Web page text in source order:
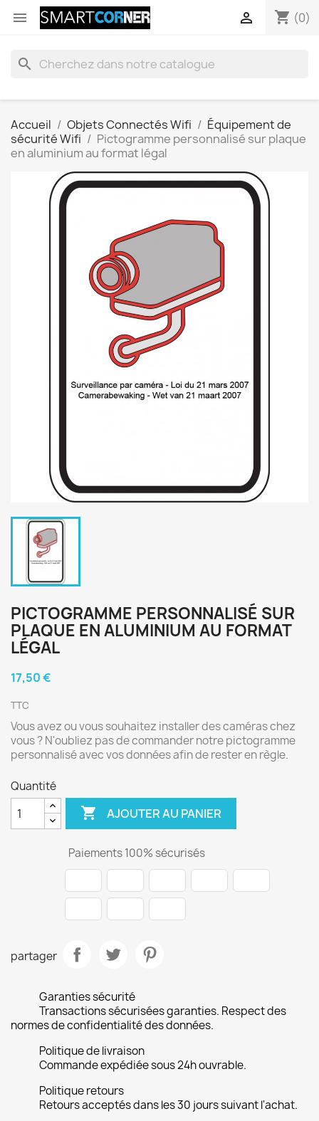
 shopping_cart (0)

search
Accueil Objets Connectés Wifi
Équipement de
sécurité Wifi
Pictogramme personnalisé sur plaque
en aluminium au format légal
PICTOGRAMME PERSONNALISÉ SUR
PLAQUE EN ALUMINIUM AU FORMAT
LÉGAL
17,50 €
TTC
Vous avez ou vous souhaitez installer des caméras chez
vous ? N'oubliez pas de commander notre pictogramme
personnalisé avec vos données afin de rester en règle.
Quantité
 AJOUTER AU PANIER
Paiements 100% sécurisés
partager
Garanties sécurité
Transactions sécurisées garanties. Respect des
normes de confidentialité des données.
Politique de livraison
Commande expédiée sous 24h ouvrable.
Politique retours
Retours acceptés dans les 30 jours suivant l'achat.